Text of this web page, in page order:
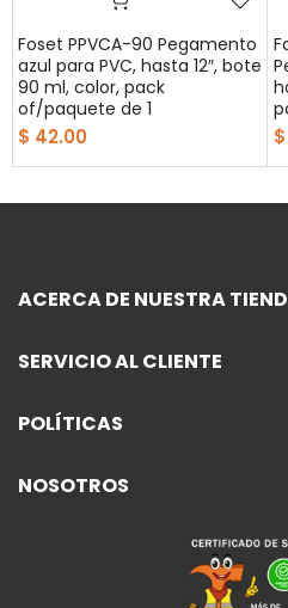
Foset PPVCA-90 Pegamento
azul para PVC, hasta 12″, bote
90 ml, color, pack
of/paquete de 1
$ 42.00
ACERCA DE NUESTRA
SERVICIO AL CLIENTE
POLÍTICAS
NOSOTROS